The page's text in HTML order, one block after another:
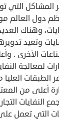
المشاكل التي
دول العالم
وهناك
وتعيد
الأخرى .
لمعالجة
الطبقات
أعلى من
النفايات
التي تعمل